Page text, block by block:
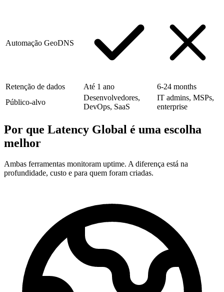
Automação GeoDNS
Retenção de dados Até 1 ano
6-24 months
Público-alvo
Desenvolvedores,
DevOps, SaaS
IT admins, MSPs,
enterprise
Por que Latency Global é uma escolha
melhor
Ambas ferramentas monitoram uptime. A diferença está na
profundidade, custo e para quem foram criadas.